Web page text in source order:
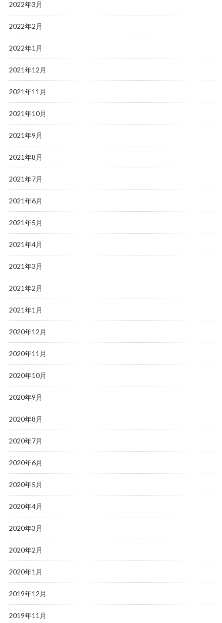
2022年3月
2022年2月
2022年1月
2021年12月
2021年11月
2021年10月
2021年9月
2021年8月
2021年7月
2021年6月
2021年5月
2021年4月
2021年3月
2021年2月
2021年1月
2020年12月
2020年11月
2020年10月
2020年9月
2020年8月
2020年7月
2020年6月
2020年5月
2020年4月
2020年3月
2020年2月
2020年1月
2019年12月
2019年11月